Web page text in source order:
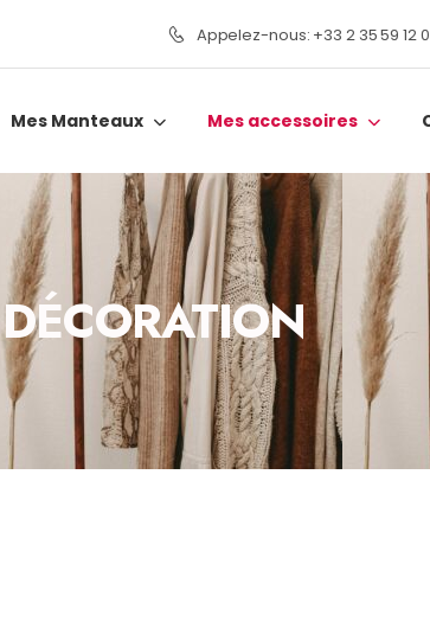
Appelez-nous: +33 2 35 59 12
Mes Manteaux Mes accessoires
DÉCORATION